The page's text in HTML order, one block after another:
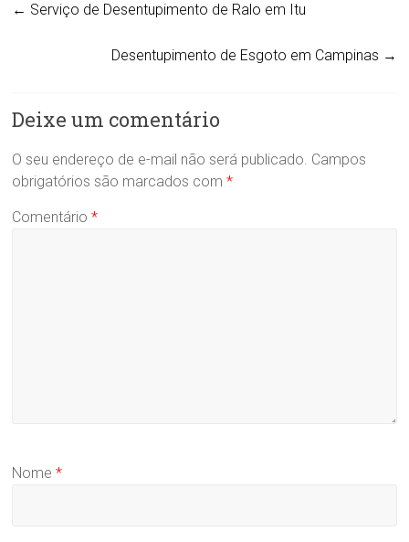
← Serviço de Desentupimento de Ralo em Itu
Desentupimento de Esgoto em Campinas →
Deixe um comentário
O seu endereço de e-mail não será publicado. Campos
obrigatórios são marcados com*
Comentário*
Nome*